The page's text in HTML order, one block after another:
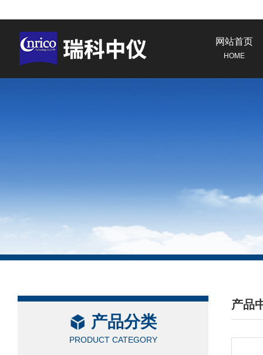
网站首页
HOME
产品分类
PRODUCT CATEGORY
产品
/